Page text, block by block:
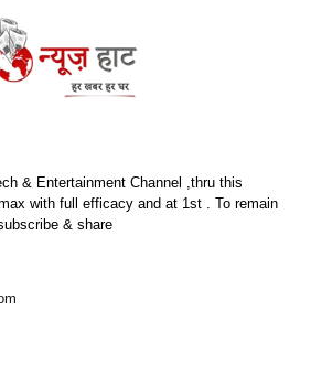
& Entertainment Channel ,thru this
with full efficacy and at 1st . To remain
& share